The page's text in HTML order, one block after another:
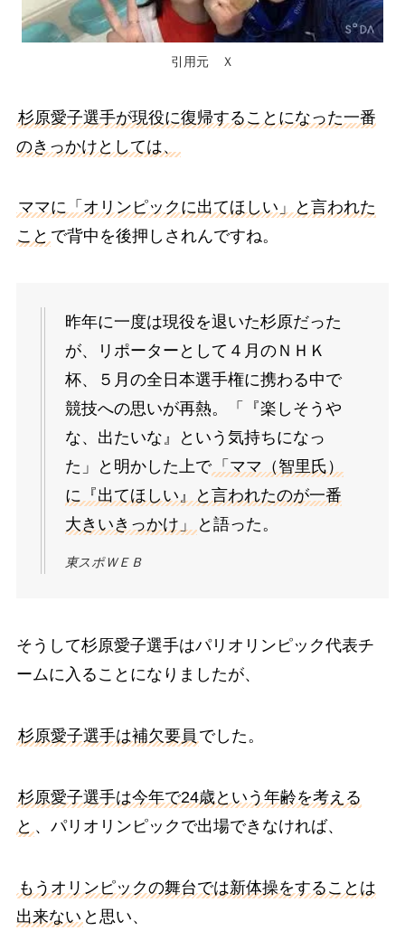
引用元 Ｘ
杉原愛子選手が現役に復帰することになった一番
のきっかけとしては、
ママに「オリンピックに出てほしい」と言われた
こと で背中を後押しされんですね。
昨年に一度は現役を退いた杉原だった
が、リポーターとして４月のＮＨＫ
杯、５月の全日本選手権に携わる中で
競技への思いが再熱。「『楽しそうや
な、出たいな』という気持ちになっ
た」と明かした上で 「ママ（智里氏）
に『出てほしい』と言われたのが一番
大きいきっかけ」
と語った。
東スポＷＥＢ
そうして杉原愛子選手はパリオリンピック代表チ
ームに入ることになりましたが、
杉原愛子選手は補欠要員 でした。
杉原愛子選手は今年で24歳という年齢を考える
と 、パリオリンピックで出場できなければ、
もうオリンピックの舞台では新体操をすることは
出来ない と思い、